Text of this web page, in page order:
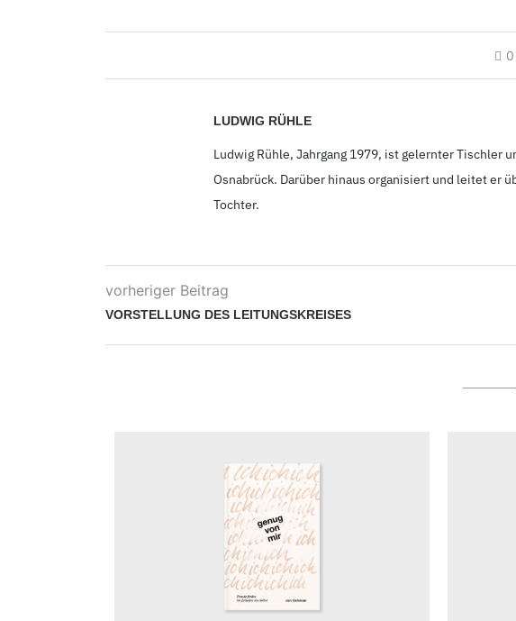
LUDWIG RÜHLE
Ludwig Rühle, Jahrgang 1979, ist gelernter Tischler
Osnabrück. Darüber hinaus organisiert und leitet er
Tochter.
vorheriger Beitrag
VORSTELLUNG DES LEITUNGSKREISES